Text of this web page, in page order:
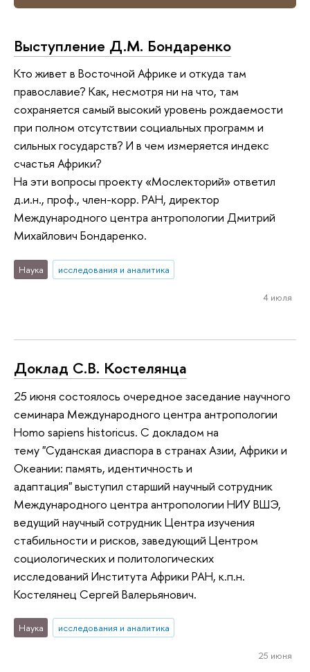
Выступление Д.М. Бондаренко
Кто живет в Восточной Африке и откуда там
православие? Как, несмотря ни на что, там
сохраняется самый высокий уровень рождаемости
при полном отсутствии социальных программ и
сильных государств? И в чем измеряется индекс
счастья Африки?
На эти вопросы проекту «Мослекторий» ответил
д.и.н., проф., член-корр. РАН, директор
Международного центра антропологии Дмитрий
Михайлович Бондаренко.
Наука исследования и аналитика
4 июля
Доклад С.В. Костелянца
25 июня состоялось очередное заседание научного
семинара Международного центра антропологии
Homo sapiens historicus. С докладом на
тему "Суданская диаспора в странах Азии, Африки и
Океании: память, идентичность и
адаптация" выступил старший научный сотрудник
Международного центра антропологии НИУ ВШЭ,
ведущий научный сотрудник Центра изучения
стабильности и рисков, заведующий Центром
социологических и политологических
исследований Института Африки РАН, к.п.н.
Костелянец Сергей Валерьянович.
Наука исследования и аналитика
25 июня